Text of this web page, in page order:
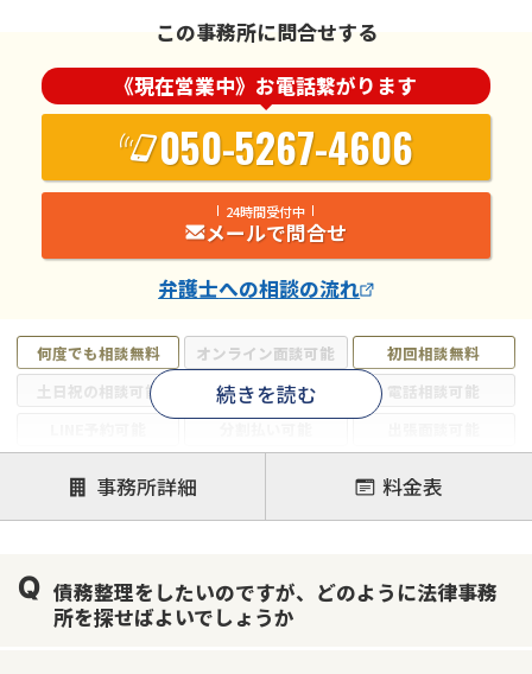
何度でも相談無料 オンライン面談可能
初回相談無料
土日祝の相談可能
19時以降電話可能
電話相談可能
個人再生
時効援用
過払い金返還請求
会社破産・法人破産
住宅ローン
続きを読む
この事務所に問合せする
《現在営業中》お電話繋がります
050-5267-4606
24時間受付中
メールで問合せ
弁護士への相談の流れ
事務所詳細 料金表
債務整理をしたいのですが、どのように法律事務
所を探せばよいでしょうか